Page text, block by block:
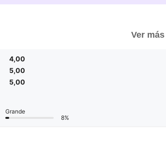
Ver más
4,00
5,00
5,00
Grande
8%